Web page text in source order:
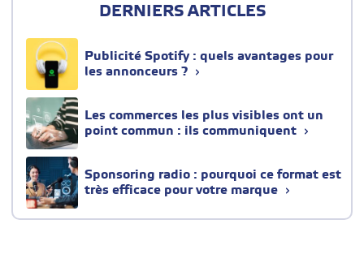
DERNIERS ARTICLES
Publicité Spotify : quels avantages pour
les annonceurs ?
Les commerces les plus visibles ont un
point commun : ils communiquent
Sponsoring radio : pourquoi ce format est
très efficace pour votre marque